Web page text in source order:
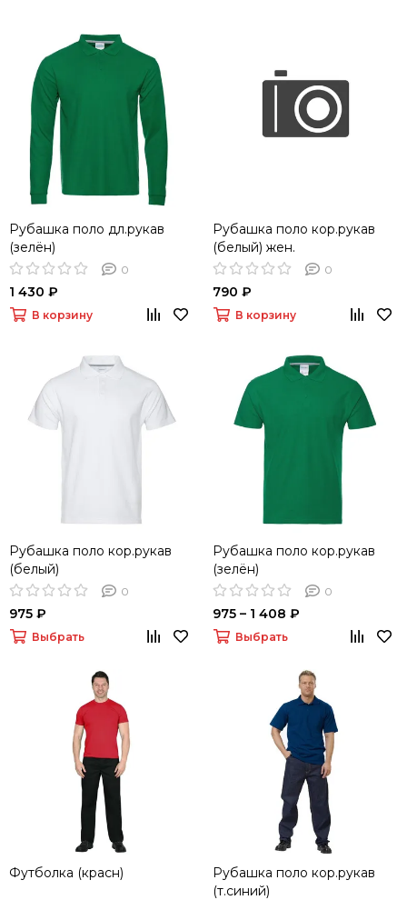
Рубашка поло дл.рукав
(зелён)
0
1 430 ₽
В корзину
Рубашка поло кор.рукав
(белый) жен.
0
790 ₽
В корзину
Рубашка поло кор.рукав
(белый)
0
975 ₽
Выбрать
Рубашка поло кор.рукав
(зелён)
0
975 – 1 408 ₽
Выбрать
Футболка (красн)
Рубашка поло кор.рукав
(т.синий)